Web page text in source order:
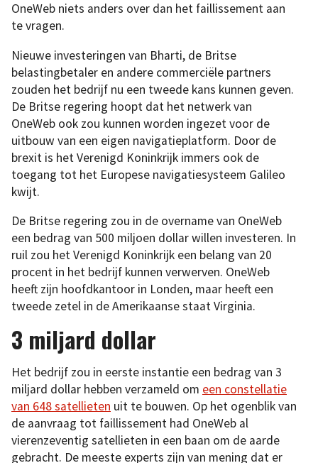
OneWeb niets anders over dan het faillissement aan
te vragen.
Nieuwe investeringen van Bharti, de Britse
belastingbetaler en andere commerciële partners
zouden het bedrijf nu een tweede kans kunnen geven.
De Britse regering hoopt dat het netwerk van
OneWeb ook zou kunnen worden ingezet voor de
uitbouw van een eigen navigatieplatform. Door de
brexit is het Verenigd Koninkrijk immers ook de
toegang tot het Europese navigatiesysteem Galileo
kwijt.
De Britse regering zou in de overname van OneWeb
een bedrag van 500 miljoen dollar willen investeren. In
ruil zou het Verenigd Koninkrijk een belang van 20
procent in het bedrijf kunnen verwerven. OneWeb
heeft zijn hoofdkantoor in Londen, maar heeft een
tweede zetel in de Amerikaanse staat Virginia.
3 miljard dollar
Het bedrijf zou in eerste instantie een bedrag van 3
miljard dollar hebben verzameld om een constellatie
van 648 satellieten uit te bouwen. Op het ogenblik van
de aanvraag tot faillissement had OneWeb al
vierenzeventig satellieten in een baan om de aarde
gebracht. De meeste experts zijn van mening dat er